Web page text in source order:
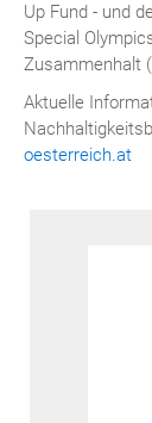
Up Fund - und
Special
Zusammenhalt
Aktuelle
oesterreich.at